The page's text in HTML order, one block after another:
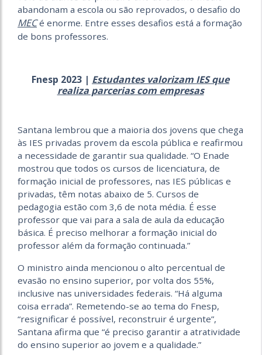
abandonam a escola ou são reprovados, o desafio do
MECé enorme. Entre esses desafios está a formação
de bons professores.
Fnesp 2023 | Estudantes valorizam IES que
realiza parcerias com empresas
Santana lembrou que a maioria dos jovens que chega
às IES privadas provem da escola pública e reafirmou
a necessidade de garantir sua qualidade. “O Enade
mostrou que todos os cursos de licenciatura, de
formação inicial de professores, nas IES públicas e
privadas, têm notas abaixo de 5. Cursos de
pedagogia estão com 3,6 de nota média. É esse
professor que vai para a sala de aula da educação
básica. É preciso melhorar a formação inicial do
professor além da formação continuada.”
O ministro ainda mencionou o alto percentual de
evasão no ensino superior, por volta dos 55%,
inclusive nas universidades federais. “Há alguma
coisa errada”. Remetendo-se ao tema do Fnesp,
“resignificar é possível, reconstruir é urgente”,
Santana afirma que “é preciso garantir a atratividade
do ensino superior ao jovem e a qualidade.”